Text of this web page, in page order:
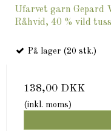
Ufarvet garn Gepard
Råhvid, 40 % vild
På lager (20 stk.)
138,00 DKK
(inkl. moms)